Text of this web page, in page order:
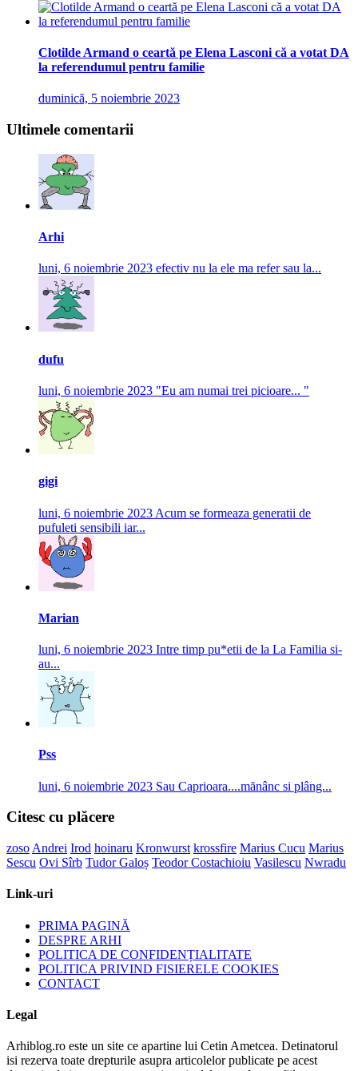
Clotilde Armand o ceartă pe Elena Lasconi că a votat DA
la referendumul pentru familie
duminică, 5 noiembrie 2023
Ultimele comentarii
Arhi
luni, 6 noiembrie 2023 efectiv nu la ele ma refer sau la...
dufu
luni, 6 noiembrie 2023 "Eu am numai trei picioare... "
gigi
luni, 6 noiembrie 2023 Acum se formeaza generatii de
pufuleti sensibili iar...
Marian
luni, 6 noiembrie 2023 Intre timp pu*etii de la La Familia si-
au...
Pss
luni, 6 noiembrie 2023 Sau Caprioara....mănânc si plâng...
Citesc cu plăcere
zoso Andrei Irod hoinaru Kronwurst krossfire Marius Cucu Marius
Sescu Ovi Sîrb Tudor Galoș Teodor Costachioiu Vasilescu Nwradu
Link-uri
PRIMA PAGINĂ
DESPRE ARHI
POLITICA DE CONFIDENȚIALITATE
POLITICA PRIVIND FISIERELE COOKIES
CONTACT
Legal
Arhiblog.ro este un site ce apartine lui Cetin Ametcea. Detinatorul
isi rezerva toate drepturile asupra articolelor publicate pe acest